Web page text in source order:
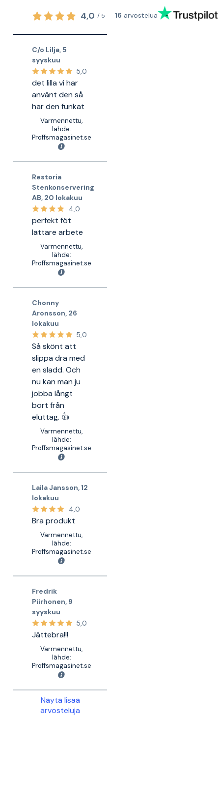
4,0 / 5 16 arvostelua
C/o Lilja, 5
syyskuu
5,0
det lilla vi har
använt den så
har den funkat
Varmennettu,
lähde:
Proffsmagasinet.se
Restoria
Stenkonservering
AB 20 lokakuu
4,0
perfekt föt
lättare arbete
Varmennettu,
lähde:
Proffsmagasinet.se
Chonny
Aronsson 26
lokakuu
5,0
Så skönt att
slippa dra med
en sladd. Och
nu kan man ju
jobba långt
bort från
eluttag. 👍
Varmennettu,
lähde:
Proffsmagasinet.se
Laila Jansson 12
lokakuu
4,0
Bra produkt
Varmennettu,
lähde:
Proffsmagasinet.se
Fredrik
Piirhonen 9
syyskuu
5,0
Jättebra!!!
Varmennettu,
lähde:
Proffsmagasinet.se
Näytä lisää
arvosteluja